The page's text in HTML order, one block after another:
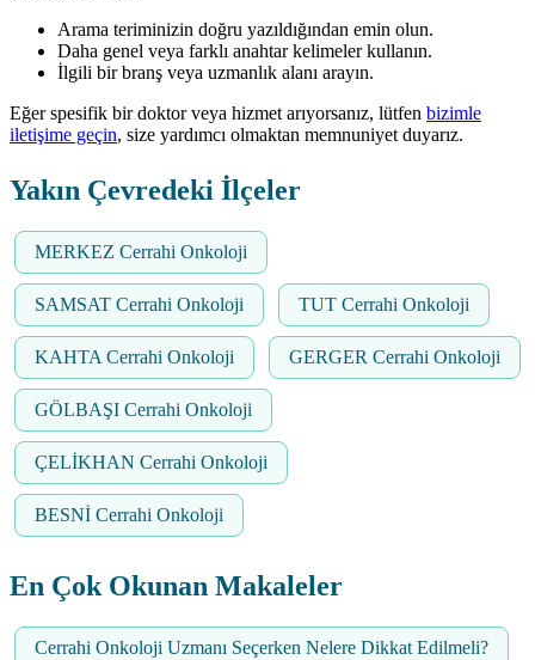
Arama teriminizin doğru yazıldığından emin olun.
Daha genel veya farklı anahtar kelimeler kullanın.
İlgili bir branş veya uzmanlık alanı arayın.
Eğer spesifik bir doktor veya hizmet arıyorsanız, lütfen bizimle
iletişime geçin, size yardımcı olmaktan memnuniyet duyarız.
Yakın Çevredeki İlçeler
MERKEZ Cerrahi Onkoloji
SAMSAT Cerrahi Onkoloji TUT Cerrahi Onkoloji
KAHTA Cerrahi Onkoloji GERGER Cerrahi Onkoloji
GÖLBAŞI Cerrahi Onkoloji
ÇELİKHAN Cerrahi Onkoloji
BESNİ Cerrahi Onkoloji
En Çok Okunan Makaleler
Cerrahi Onkoloji Uzmanı Seçerken Nelere Dikkat Edilmeli?